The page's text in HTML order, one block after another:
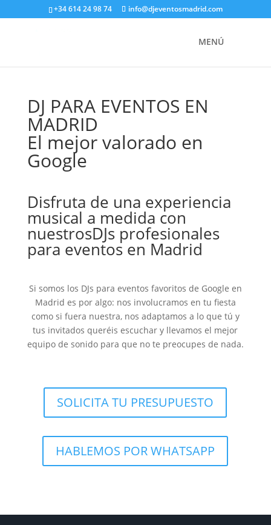
+34 614 24 98 74 info@djeventosmadrid.com
DJ PARA EVENTOS EN
MADRID
El mejor valorado en
Google
Disfruta de una experiencia
musical a medida con
nuestrosDJs profesionales
para eventos en Madrid
Si somos los DJs para eventos favoritos de Google en
Madrid es por algo: nos involucramos en tu fiesta
como si fuera nuestra, nos adaptamos a lo que tú y
tus invitados queréis escuchar y llevamos el mejor
equipo de sonido para que no te preocupes de nada.
SOLICITA TU PRESUPUESTO
HABLEMOS POR WHATSAPP